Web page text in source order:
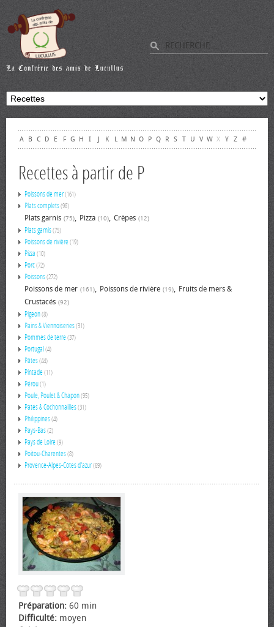
A B C D E F G H I J K L M N O P Q R S T U V W X Y Z #
Recettes à partir de P
Poissons de mer(161)
Plats complets(98)
Plats garnis (75), Pizza (10), Crêpes (12)
Plats garnis(75)
Poissons de rivière(19)
Pizza (10)
Porc(72)
Poissons(272)
Poissons de mer (161), Poissons de rivière (19), Fruits de mers &
Crustacés (92)
Pigeon(8)
Pains & Viennoiseries(31)
Pommes de terre(37)
Portugal (4)
Pâtes(44)
Pintade(11)
Pérou(1)
Poule, Poulet & Chapon(95)
Pâtés & Cochonnailles(31)
Philippines(4)
Pays-Bas(2)
Pays de Loire(9)
Poitou-Charentes(8)
Provence-Alpes-Côtes d'azur(69)
Préparation: 60 min
Difficulté: moyen